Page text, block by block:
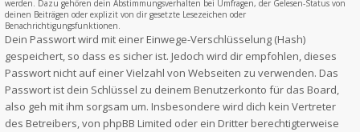
werden. Dazu gehören dein Abstimmungsverhalten bei Umfragen, der Gelesen-Status von
deinen Beiträgen oder explizit von dir gesetzte Lesezeichen oder
Benachrichtigungsfunktionen.
Dein Passwort wird mit einer Einwege-Verschlüsselung (Hash)
gespeichert, so dass es sicher ist. Jedoch wird dir empfohlen, dieses
Passwort nicht auf einer Vielzahl von Webseiten zu verwenden. Das
Passwort ist dein Schlüssel zu deinem Benutzerkonto für das Board,
also geh mit ihm sorgsam um. Insbesondere wird dich kein Vertreter
des Betreibers, von phpBB Limited oder ein Dritter berechtigterweise